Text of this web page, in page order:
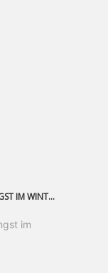
WENN ANDERE BIKEPARKS LÄNGST IM WINTERSCHLAF SIND, IST MAN IN SAALFELDEN LEOGANG IMMER NOCH AM MOUNTAINBIKEN. IST DER HERBST DIE SCHÖNSTE ZEIT DES JAHRES? AUF DEN TRAILS RUND UM SAALFELDEN LEOGANG UND IM EPIC BIKEPARK LEOGANG IST ER DAS AUF JEDEN FALL – UND DIE GEFÜHLT DIE LÄNGSTE NOCH DAZU. NOCH BIS MINDESTENS 8. NOVEMBER STEHT DAS PINZGAUER MOUNTAINBIKE-PARADIES ALLEN RIDERN OFFEN, DIE EINFACH NICHT GENUG KRIEGEN KÖNNEN. DABEI HÄLT DIE GOLDENE JAHRESZEIT IN SAALFELDEN LEOGANG WEIT MEHR ALS LINES, TRAILS UND HERBSTPANORAMEN BEREIT: MIT DEM BIKE FESTIVAL, VERSCHIEDENEN LADIES SHRED EVENTS UND EINEM DIE GESAMTE SAISON ANDAUERNDEN PHOTO CONTEST ZUM 25-JÄHRIGEN BIKEPARK-JUBILÄUM GIBT ES RUND UM ÖSTERREICHS ÄLTESTEN BIKEPARK EINIGES ZU ERLEBEN.
im